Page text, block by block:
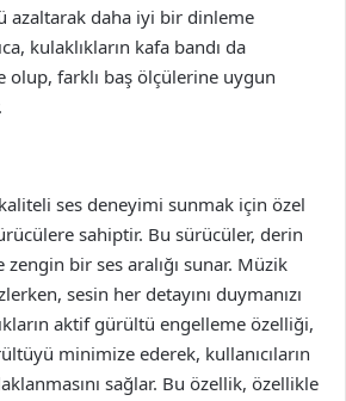
azaltarak daha iyi bir dinleme
kulaklıkların kafa bandı da
olup, farklı baş ölçülerine uygun
ses deneyimi sunmak için özel
sahiptir. Bu sürücüler, derin
bir ses aralığı sunar. Müzik
sesin her detayını duymanızı
aktif gürültü engelleme özelliği,
minimize ederek, kullanıcıların
sağlar. Bu özellik, özellikle